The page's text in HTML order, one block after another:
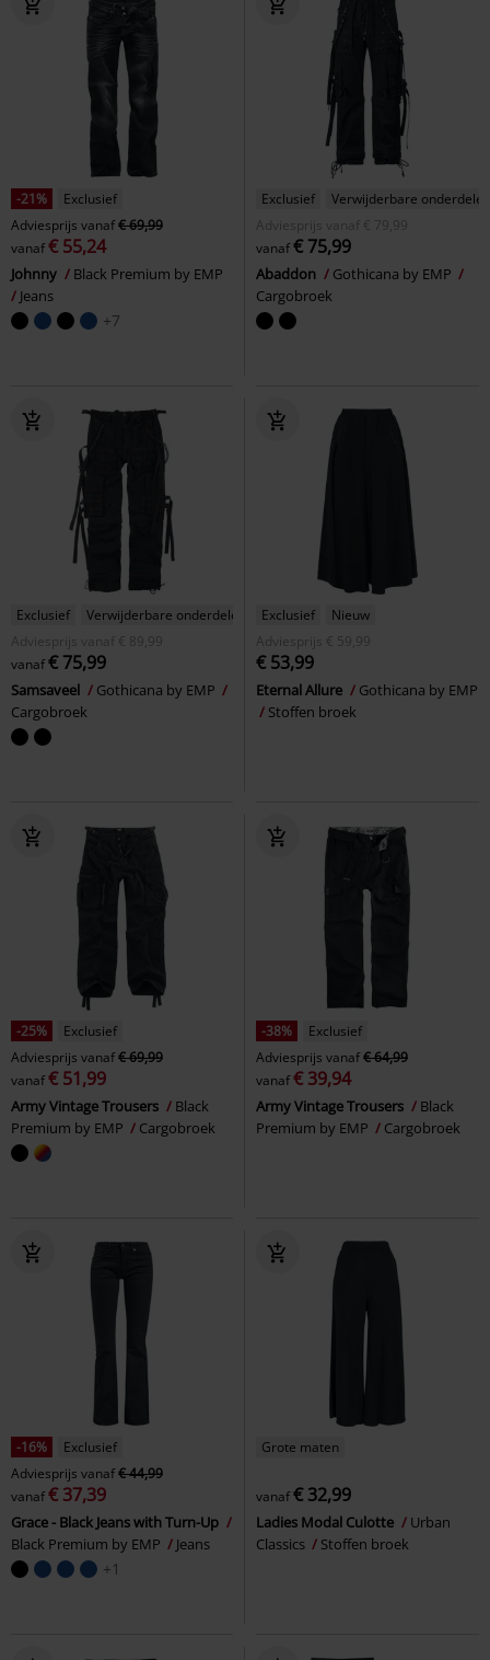
-21%
Exclusief
Adviesprijs vanaf€ 69,99
vanaf€ 55,24
Johnny
Black Premium by EMP
Jeans
+7
Exclusief
Verwijderbare onderdelen
Adviesprijs
vanaf € 79,99
vanaf€ 75,99
Abaddon
Gothicana by EMP
Cargobroek
Exclusief
Verwijderbare onderdelen
Adviesprijs
vanaf € 89,99
vanaf€ 75,99
Samsaveel
Gothicana by EMP
Cargobroek
Exclusief
Nieuw
Adviesprijs
€ 59,99
€ 53,99
Eternal Allure
Gothicana by EMP
Stoffen broek
-25%
Exclusief
Adviesprijs vanaf€ 69,99
vanaf€ 51,99
Army Vintage Trousers
Black
Premium by EMP
Cargobroek
-38%
Exclusief
Adviesprijs vanaf€ 64,99
vanaf€ 39,94
Army Vintage Trousers
Black
Premium by EMP
Cargobroek
-16%
Exclusief
Adviesprijs vanaf€ 44,99
vanaf€ 37,39
Grace - Black Jeans with Turn-Up
Black Premium by EMP
Jeans
+1
Grote maten
vanaf€ 32,99
Ladies Modal Culotte
Urban
Classics
Stoffen broek